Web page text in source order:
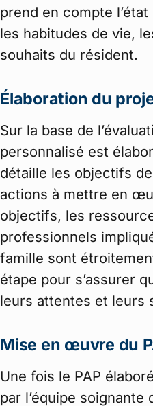
prend en compte
les habitudes de vie,
souhaits du résident.
Élaboration du
Sur la base de
personnalisé est
détaille les objectifs
actions à mettre en
objectifs, les
professionnels
famille sont
étape pour s’assurer
leurs attentes et leurs
Mise en œuvre du
Une fois le PAP
par l’équipe soignante